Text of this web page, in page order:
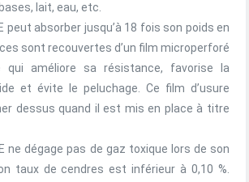
lait, eau, etc.
peut absorber jusqu’à 18 fois son poids en
sont recouvertes d’un film microperforé
qui améliore sa résistance, favorise la
et évite le peluchage. Ce film d’usure
dessus quand il est mis en place à titre
ne dégage pas de gaz toxique lors de son
taux de cendres est inférieur à 0,10 %.